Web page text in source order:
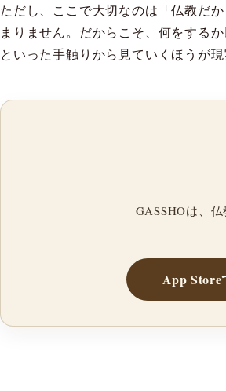
ただし、ここで大切なのは「仏教だ
まりません。だからこそ、何をする
といった手触りから見ていくほうが
GASSHOは、
App Store